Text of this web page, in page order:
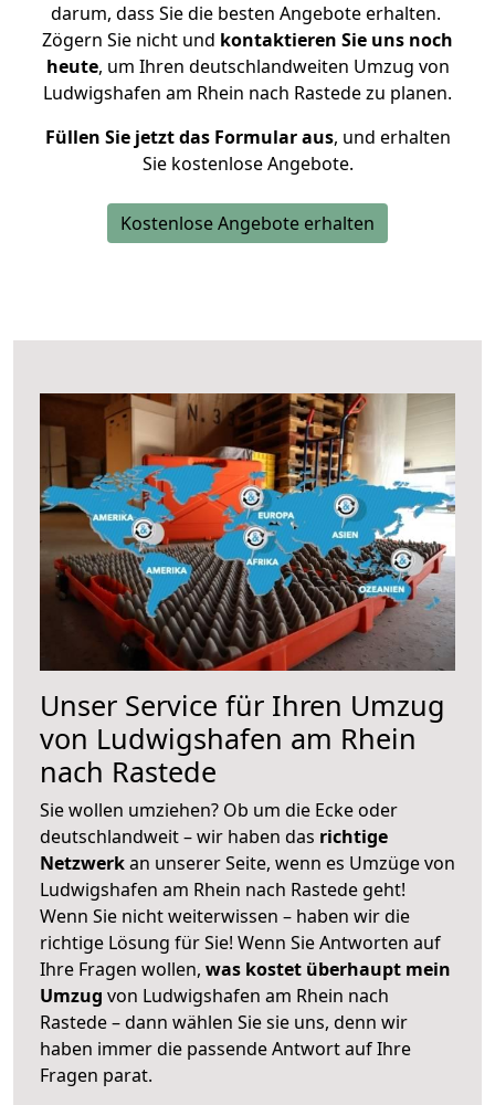
darum, dass Sie die besten Angebote erhalten.
Zögern Sie nicht und kontaktieren Sie uns noch
heute, um Ihren deutschlandweiten Umzug von
Ludwigshafen am Rhein nach Rastede zu planen.
Füllen Sie jetzt das Formular aus, und erhalten
Sie kostenlose Angebote.
Kostenlose Angebote erhalten
Unser Service für Ihren Umzug
von Ludwigshafen am Rhein
nach Rastede
Sie wollen umziehen? Ob um die Ecke oder
deutschlandweit – wir haben das richtige
Netzwerkan unserer Seite, wenn es Umzüge von
Ludwigshafen am Rhein nach Rastede geht!
Wenn Sie nicht weiterwissen – haben wir die
richtige Lösung für Sie! Wenn Sie Antworten auf
Ihre Fragen wollen, was kostet überhaupt mein
Umzug von Ludwigshafen am Rhein nach
Rastede – dann wählen Sie sie uns, denn wir
haben immer die passende Antwort auf Ihre
Fragen parat.